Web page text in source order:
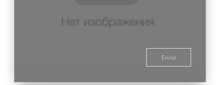
Enrol